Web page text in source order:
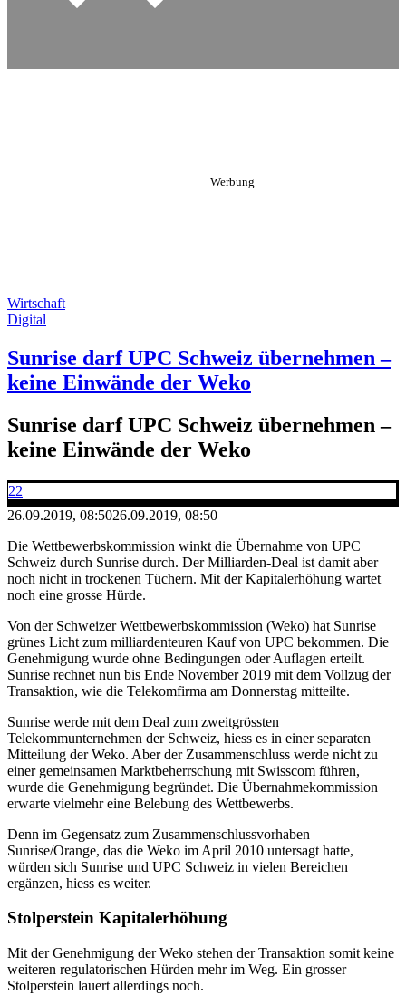
Wirtschaft
Digital
Sunrise darf UPC Schweiz übernehmen –
keine Einwände der Weko
Sunrise darf UPC Schweiz übernehmen –
keine Einwände der Weko
22
26.09.2019, 08:5026.09.2019, 08:50
Die Wettbewerbskommission winkt die Übernahme von UPC
Schweiz durch Sunrise durch. Der Milliarden-Deal ist damit aber
noch nicht in trockenen Tüchern. Mit der Kapitalerhöhung wartet
noch eine grosse Hürde.
Von der Schweizer Wettbewerbskommission (Weko) hat Sunrise
grünes Licht zum milliardenteuren Kauf von UPC bekommen. Die
Genehmigung wurde ohne Bedingungen oder Auflagen erteilt.
Sunrise rechnet nun bis Ende November 2019 mit dem Vollzug der
Transaktion, wie die Telekomfirma am Donnerstag mitteilte.
Sunrise werde mit dem Deal zum zweitgrössten
Telekommunternehmen der Schweiz, hiess es in einer separaten
Mitteilung der Weko. Aber der Zusammenschluss werde nicht zu
einer gemeinsamen Marktbeherrschung mit Swisscom führen,
wurde die Genehmigung begründet. Die Übernahmekommission
erwarte vielmehr eine Belebung des Wettbewerbs.
Denn im Gegensatz zum Zusammenschlussvorhaben
Sunrise/Orange, das die Weko im April 2010 untersagt hatte,
würden sich Sunrise und UPC Schweiz in vielen Bereichen
ergänzen, hiess es weiter.
Stolperstein Kapitalerhöhung
Mit der Genehmigung der Weko stehen der Transaktion somit keine
weiteren regulatorischen Hürden mehr im Weg. Ein grosser
Stolperstein lauert allerdings noch.